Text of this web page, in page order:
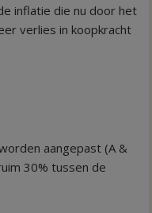
inflatie die nu door het
verlies in koopkracht
aangepast (A &
30% tussen de